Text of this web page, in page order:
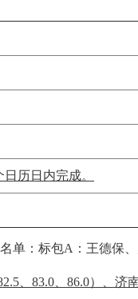
历日内完成。
单： 标包A：王德保
、83.0、86.0）、济